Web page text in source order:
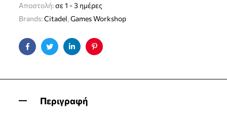
Αποστολή:σε 1 - 3 ημέρες
Brands:Citadel,Games Workshop
FacebookTwitterLinkedinPinterest
Περιγραφή